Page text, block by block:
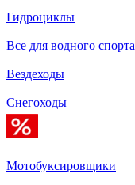
Гидроциклы
Все для водного спорта
Вездеходы
Снегоходы
Мотобуксировщики